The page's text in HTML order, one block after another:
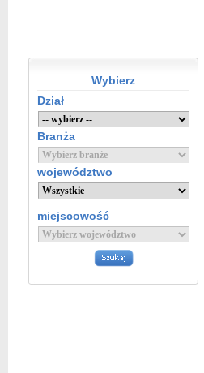
Wybierz
Dział
Branża
województwo
miejscowość